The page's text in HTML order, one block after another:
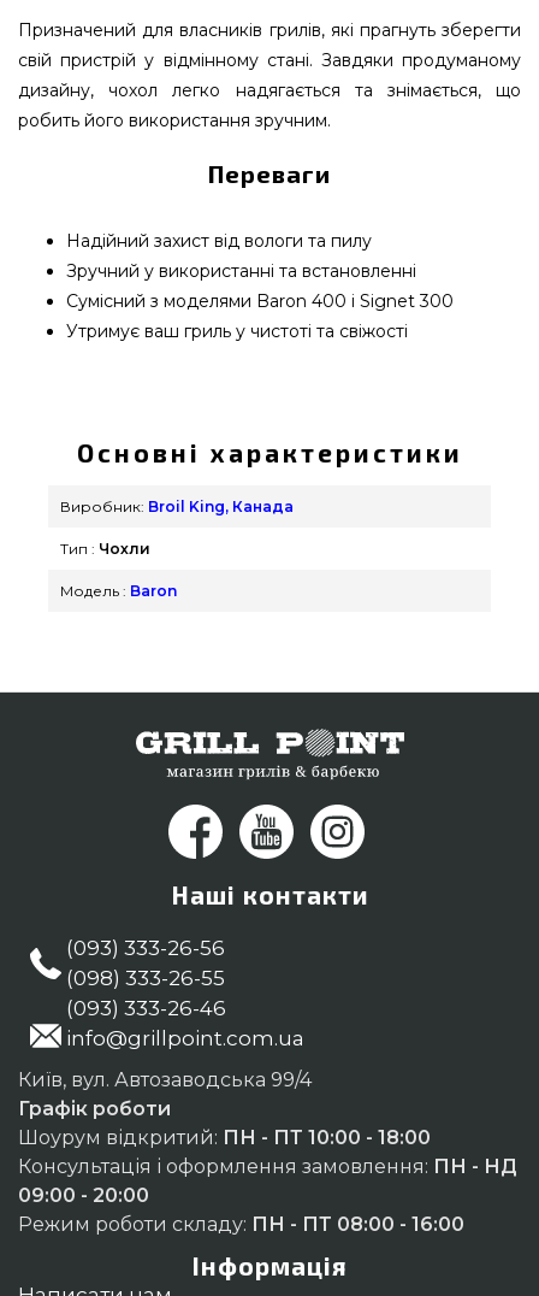
Призначений для власників грилів, які прагнуть зберегти
свій пристрій у відмінному стані. Завдяки продуманому
дизайну, чохол легко надягається та знімається, що
робить його використання зручним.
Переваги
Надійний захист від вологи та пилу
Зручний у використанні та встановленні
Сумісний з моделями Baron 400 і Signet 300
Утримує ваш гриль у чистоті та свіжості
виробника Broil King, Канада за виправданою
вартістю всего 5 290 грн. в інтернет магазині
грилів та аксесуарів grillpoint.com.ua Погляньте і
grillpoint.com.ua Наберіть прямо зараз нашим
менеджерам по номеру (044) 334-76-95 и мы
Основні характеристики
Виробник: Broil King, Канада
Тип : Чохли
Модель : Baron
Наші контакти
(093) 333-26-56
(098) 333-26-55
(093) 333-26-46
info@grillpoint.com.ua
Київ, вул. Автозаводська 99/4
Графік роботи
Шоурум відкритий: ПН - ПТ 10:00 - 18:00
Консультація і оформлення замовлення: ПН - НД
09:00 - 20:00
Режим роботи складу: ПН - ПТ 08:00 - 16:00
Інформація